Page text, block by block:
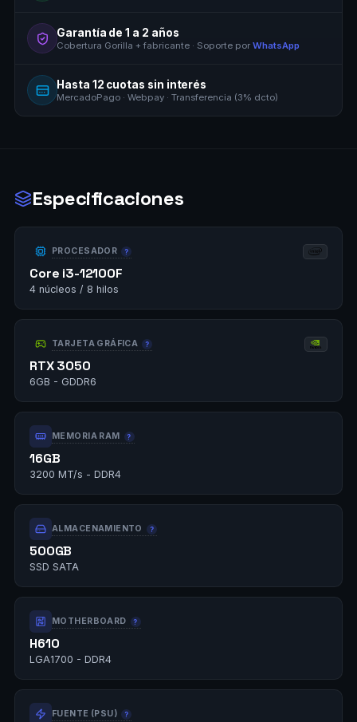
Garantía de 1 a 2 años
Cobertura Gorilla + fabricante · Soporte por WhatsApp
Hasta 12 cuotas sin interés
MercadoPago · Webpay · Transferencia (3% dcto)
Especificaciones
PROCESADOR
Core i3-12100F
4 núcleos / 8 hilos
TARJETA GRÁFICA
RTX 3050
6GB - GDDR6
MEMORIA RAM
16GB
3200 MT/s - DDR4
ALMACENAMIENTO
500GB
SSD SATA
MOTHERBOARD
H610
LGA1700 - DDR4
FUENTE (PSU)